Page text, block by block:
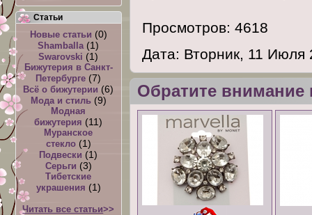
Просмотров: 4618
Дата: Вторник, 11 Июля
Обратите
Статьи
Новые статьи (0)
Shamballa (1)
Swarovski (1)
Бижутерия в Санкт-
Петербурге (7)
Всё о бижутерии (6)
Мода и стиль(9)
Модная
бижутерия (11)
Муранское
стекло(1)
Подвески (1)
Серьги (3)
Тибетские
украшения (1)
Читать все статьи>>